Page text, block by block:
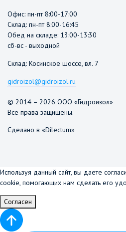
Офис: пн-пт 8:00-17:00
Склад: пн-пт 8:00-16:45
Обед на складе: 13:00-13:30
сб-вс - выходной
Склад: Косинское шоссе, вл. 7
gidroizol@gidroizol.ru
© 2014 – 2026 ООО «Гидроизол»
Все права защищены.
Сделано в «Dilectum»
Используя данный сайт, вы даете
cookie, помогающих нам сделать его
Согласен